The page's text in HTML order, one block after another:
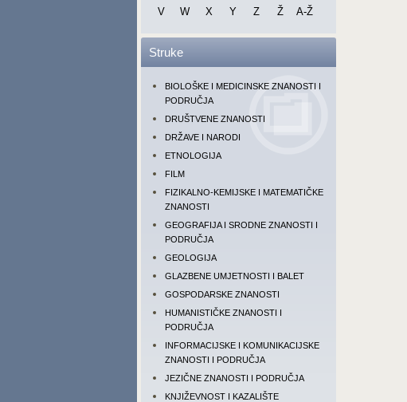
V
W X Y Z Ž A-Ž
Struke
BIOLOŠKE I MEDICINSKE ZNANOSTI I
PODRUČJA
DRUŠTVENE ZNANOSTI
DRŽAVE I NARODI
ETNOLOGIJA
FILM
FIZIKALNO-KEMIJSKE I MATEMATIČKE
ZNANOSTI
GEOGRAFIJA I SRODNE ZNANOSTI I
PODRUČJA
GEOLOGIJA
GLAZBENE UMJETNOSTI I BALET
GOSPODARSKE ZNANOSTI
HUMANISTIČKE ZNANOSTI I
PODRUČJA
INFORMACIJSKE I KOMUNIKACIJSKE
ZNANOSTI I PODRUČJA
JEZIČNE ZNANOSTI I PODRUČJA
KNJIŽEVNOST I KAZALIŠTE